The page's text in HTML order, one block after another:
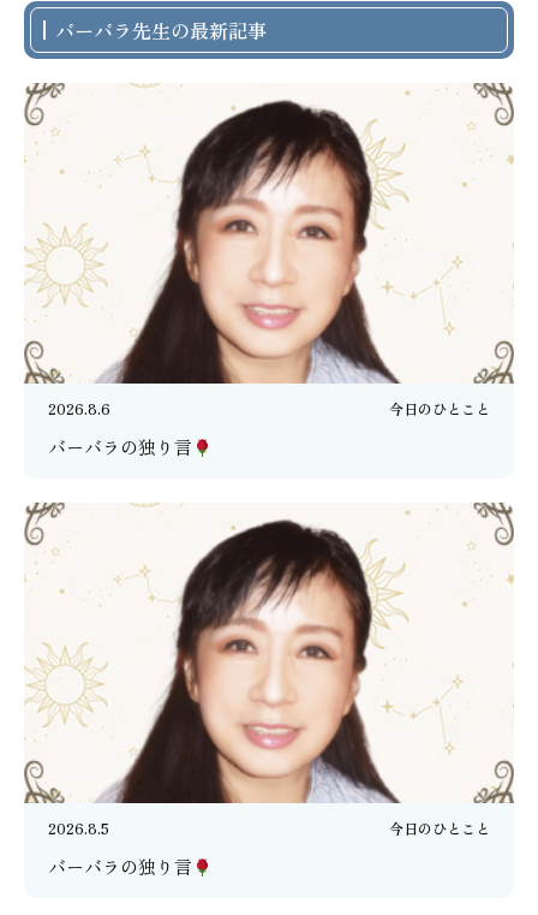
バーバラ先生の最新記事
2026.8.6 今日のひとこと
バーバラの独り言
2026.8.5 今日のひとこと
バーバラの独り言